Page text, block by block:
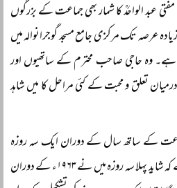
عبد الواحدؒ کا شمار بھی جماعت کے بزرگوں
عرصہ تک مرکزی جامع مسجد گوجرانوالہ میں
وہ حاجی صاحب محترم کے ساتھیوں اور
تعلق و محبت کے کئی مراحل کا میں شاہد
کے ساتھ سال کے دوران ایک سہ روزہ
لگانے کا معمول ہے اور یاد پڑتا ہے کہ شاید پہلا سہ روزہ میں نے ۱۹۶۳ء کے دوران